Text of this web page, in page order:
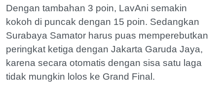
Dengan tambahan 3 poin, LavAni semakin
kokoh di puncak dengan 15 poin. Sedangkan
Surabaya Samator harus puas memperebutkan
peringkat ketiga dengan Jakarta Garuda Jaya,
karena secara otomatis dengan sisa satu laga
tidak mungkin lolos ke Grand Final.